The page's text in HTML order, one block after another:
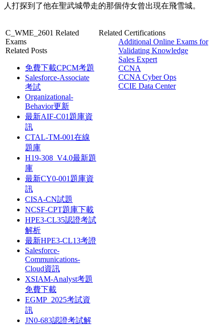
人打探到了他在聖武城帶走的那個侍女曾出現在飛雪城。
C_WME_2601 Related
Exams
Related Posts
免費下載CPCM考題
Salesforce-Associate
考試
Organizational-
Behavior更新
最新AIF-C01題庫資
訊
CTAL-TM-001在線
題庫
H19-308_V4.0最新題
庫
最新CY0-001題庫資
訊
CISA-CN試題
NCSF-CPT題庫下載
HPE3-CL35認證考試
解析
最新HPE3-CL13考證
Salesforce-
Communications-
Cloud資訊
XSIAM-Analyst考題
免費下載
EGMP_2025考試資
訊
JN0-683認證考試解
Related Certifications
Additional Online Exams for
Validating Knowledge
Sales Expert
CCNA
CCNA Cyber Ops
CCIE Data Center